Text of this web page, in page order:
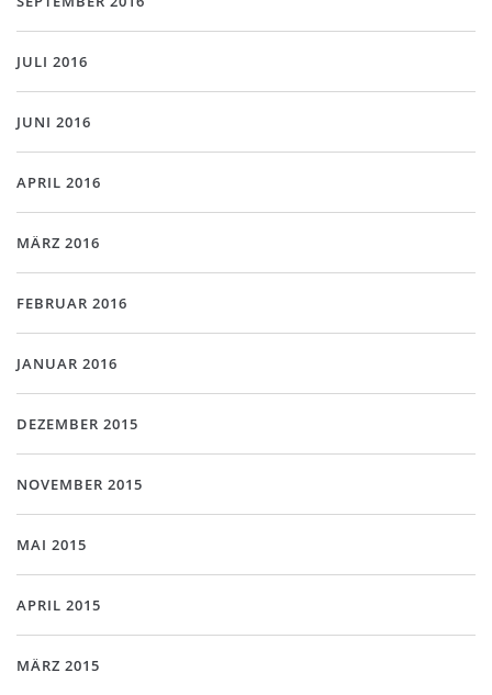
JULI 2016
JUNI 2016
APRIL 2016
MÄRZ 2016
FEBRUAR 2016
JANUAR 2016
DEZEMBER 2015
NOVEMBER 2015
MAI 2015
APRIL 2015
MÄRZ 2015